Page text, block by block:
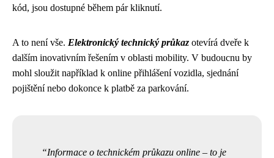
kód, jsou dostupné během pár kliknutí.
A to není vše. Elektronický technický průkaz otevírá dveře k
dalším inovativním řešením v oblasti mobility. V budoucnu by
mohl sloužit například k online přihlášení vozidla, sjednání
pojištění nebo dokonce k platbě za parkování.
Informace o technickém průkazu online – to je